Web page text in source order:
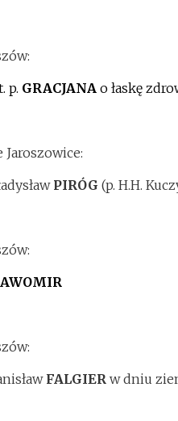
p. GRACJANA o łaskę
Jaroszowice:
PIRÓG (p. H.H.
FALGIER w dniu